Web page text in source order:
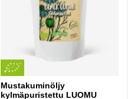
Mustakuminöljy
kylmäpuristettu LUOMU